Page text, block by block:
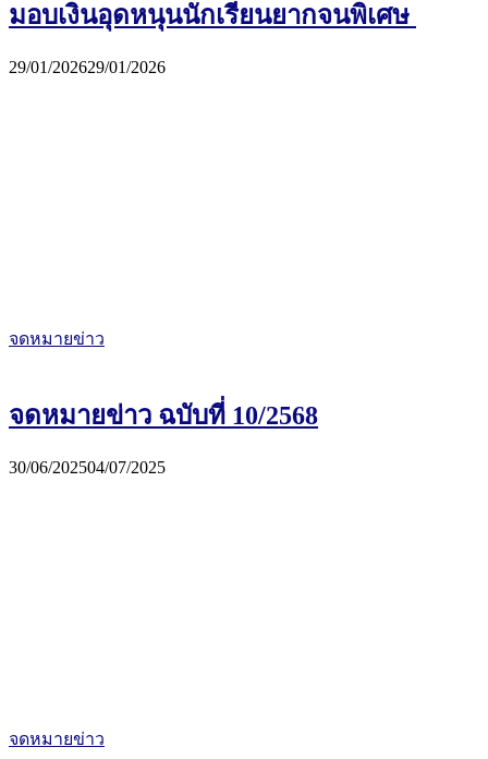
มอบเงินอุดหนุนนักเรียนยากจนพิเศษ
29/01/202629/01/2026
จดหมายข่าว
จดหมายข่าว ฉบับที่ 10/2568
30/06/202504/07/2025
จดหมายข่าว